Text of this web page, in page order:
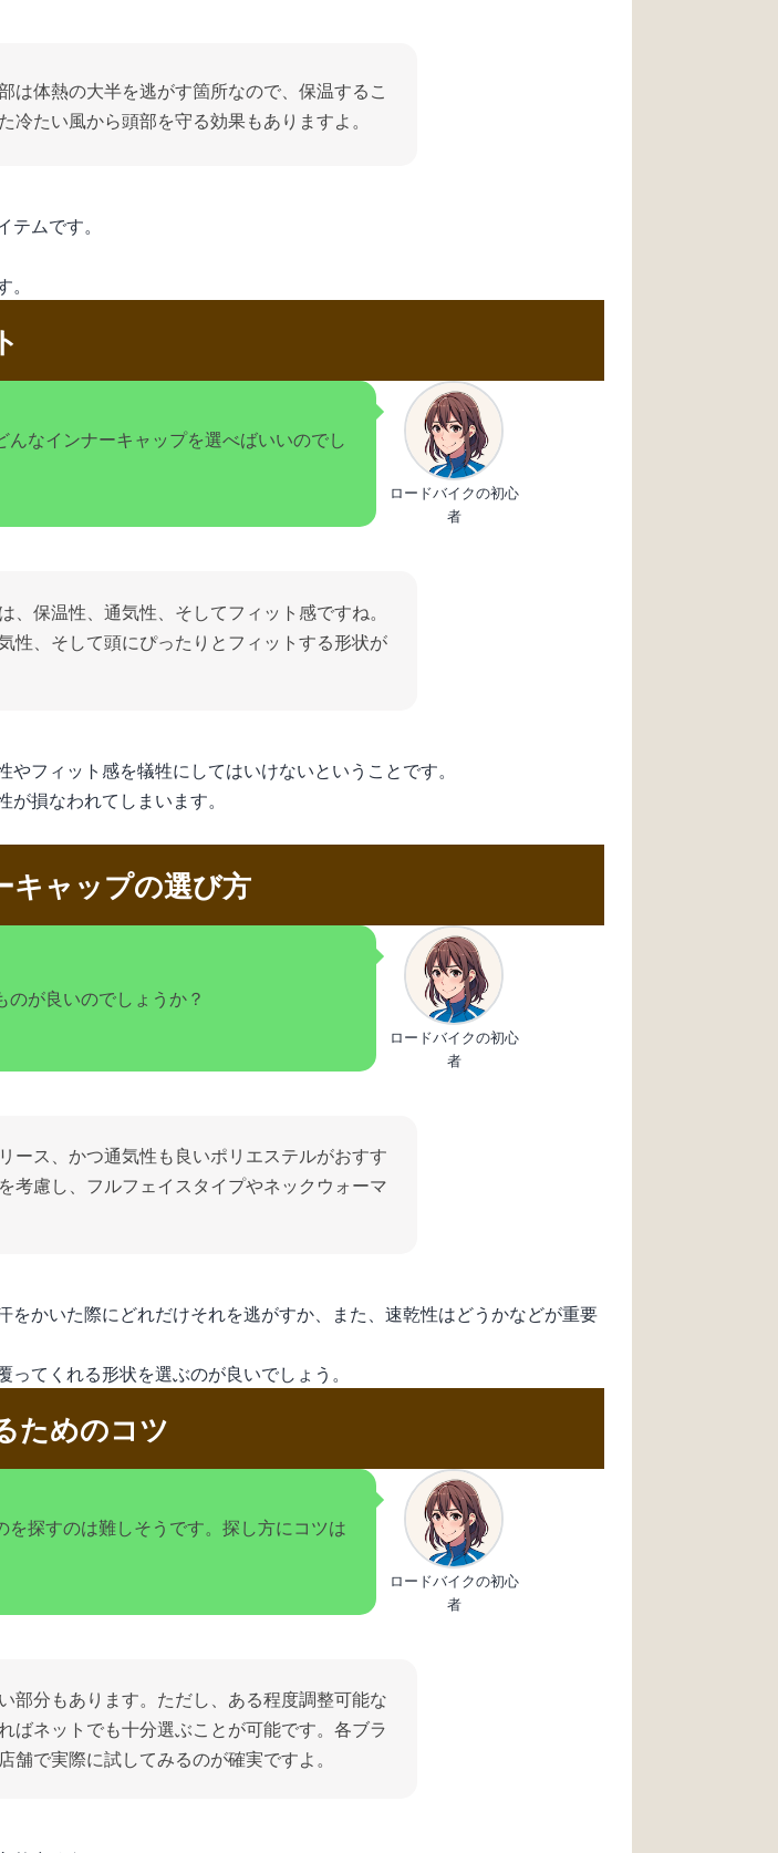
は体熱の大半を逃がす箇所なので、保温するこ
たい風から頭部を守る効果もありますよ。
ムです。
なインナーキャップを選べばいいのでし
ロードバイクの初心
者
保温性、通気性、そしてフィット感ですね。
性、そして頭にぴったりとフィットする形状が
フィット感を犠牲にしてはいけないということです。
損なわれてしまいます。
キャップの選び方
が良いのでしょうか？
ロードバイクの初心
者
ース、かつ通気性も良いポリエステルがおすす
考慮し、フルフェイスタイプやネックウォーマ
かいた際にどれだけそれを逃がすか、また、速乾性はどうかなどが重要
てくれる形状を選ぶのが良いでしょう。
ためのコツ
探すのは難しそうです。探し方にコツは
ロードバイクの初心
者
部分もあります。ただし、ある程度調整可能な
ばネットでも十分選ぶことが可能です。各ブラ
で実際に試してみるのが確実ですよ。